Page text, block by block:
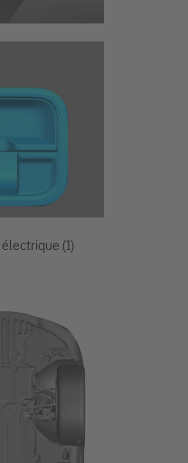
(1)